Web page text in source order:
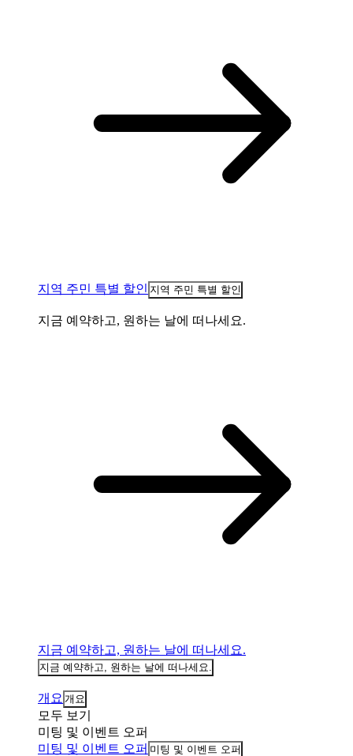
지역 주민 특별 할인 지역 주민 특별 할인
지금 예약하고, 원하는 날에 떠나세요.
지금 예약하고, 원하는 날에 떠나세요.
지금 예약하고, 원하는 날에 떠나세요.
개요 개요
모두 보기
미팅 및 이벤트 오퍼
미팅 및 이벤트 오퍼 미팅 및 이벤트 오퍼